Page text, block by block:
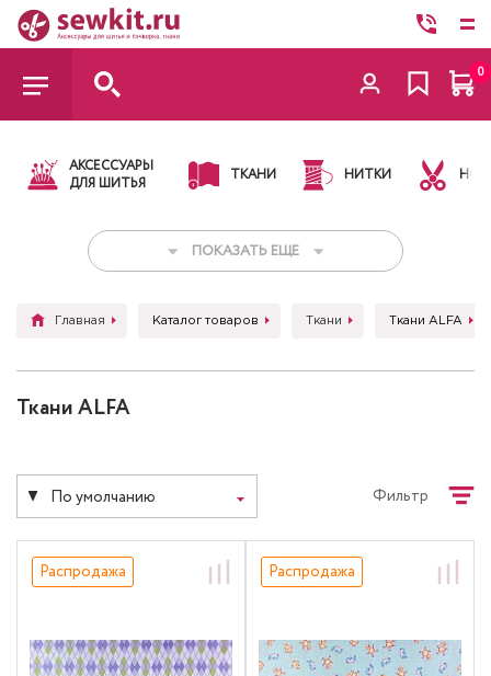
0
АКСЕССУАРЫ
ДЛЯ ШИТЬЯ
ТКАНИ НИТКИ
ПОКАЗАТЬ ЕЩЕ
Главная Каталог товаров Ткани Ткани ALFA
Ткани ALFA
По умолчанию Фильтр
Распродажа Распродажа